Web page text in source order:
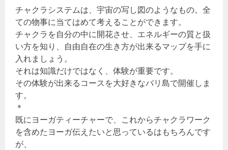
チャクラシステムは、宇宙の写し図のようなもの。全
ての物事に当てはめて考えることができます。
チャクラを自分の中に開花させ、エネルギーの質と扱
い方を知り、自由自在の生き方が出来るマップを手に
入れましょう。
それは知識だけではなく、体験が重要です。
その体験が出来るコースを大好きなバリ島で開催しま
す。
＊
既にヨーガティーチャーで、これからチャクラワーク
を含めたヨーガ伝えたいと思っているはもちろんです
が、